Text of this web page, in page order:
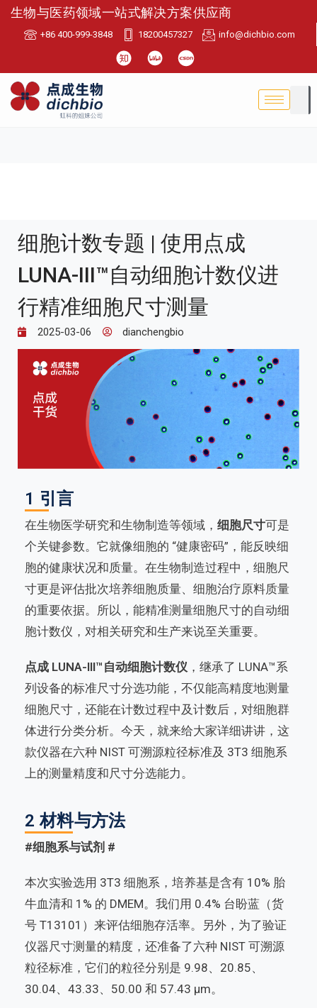
生物与医药领域一站式解决方案供应商
+86 400-999-3848 18200457327 info@dichbio.com
细胞计数专题 | 使用点成
LUNA-III™自动细胞计数仪进
行精准细胞尺寸测量
2025-03-06 dianchengbio
1 引言
在生物医学研究和生物制造等领域， 细胞尺寸可是
个关键参数。它就像细胞的 “健康密码”，能反映细
胞的健康状况和质量。在生物制造过程中，细胞尺
寸更是评估批次培养细胞质量、细胞治疗原料质量
的重要依据。所以，能精准测量细胞尺寸的自动细
胞计数仪，对相关研究和生产来说至关重要。
点成 LUNA-III™自动细胞计数仪 ，继承了 LUNA™系
列设备的标准尺寸分选功能，不仅能高精度地测量
细胞尺寸，还能在计数过程中及计数后，对细胞群
体进行分类分析。今天，就来给大家详细讲讲，这
款仪器在六种 NIST 可溯源粒径标准及 3T3 细胞系
上的测量精度和尺寸分选能力。
2 材料与方法
#细胞系与试剂 #
本次实验选用 3T3 细胞系，培养基是含有 10% 胎
牛血清和 1% 的 DMEM。我们用 0.4% 台盼蓝（货
号 T13101）来评估细胞存活率。另外，为了验证
仪器尺寸测量的精度，还准备了六种 NIST 可溯源
粒径标准，它们的粒径分别是 9.98、20.85、
30.04、43.33、50.00 和 57.43 µm。